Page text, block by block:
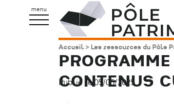
menu
Pôle
Patrimoine
Fil
d'Ariane
Accueil Les ressources du Pôle
CONTENUS
Publié le 05/05/2025.